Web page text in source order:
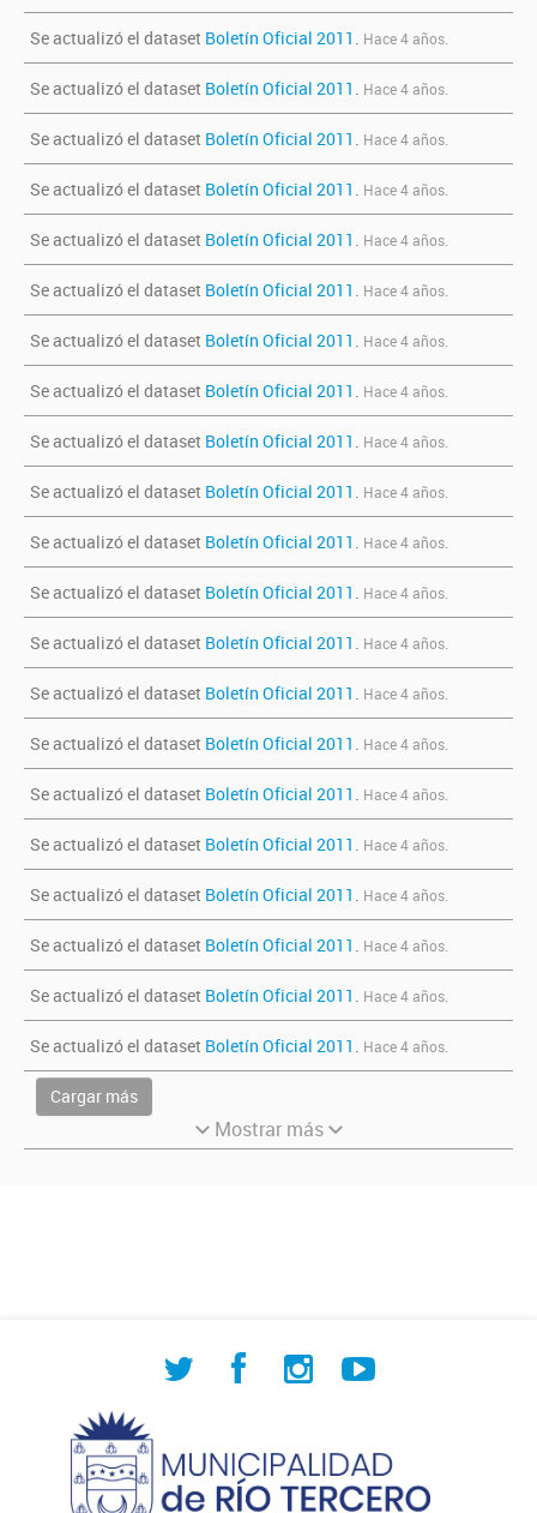
Se actualizó el dataset Boletín Oficial 2011 . Hace 4 años.
Se actualizó el dataset Boletín Oficial 2011 . Hace 4 años.
Se actualizó el dataset Boletín Oficial 2011 . Hace 4 años.
Se actualizó el dataset Boletín Oficial 2011 . Hace 4 años.
Se actualizó el dataset Boletín Oficial 2011 . Hace 4 años.
Se actualizó el dataset Boletín Oficial 2011 . Hace 4 años.
Se actualizó el dataset Boletín Oficial 2011 . Hace 4 años.
Se actualizó el dataset Boletín Oficial 2011 . Hace 4 años.
Se actualizó el dataset Boletín Oficial 2011 . Hace 4 años.
Se actualizó el dataset Boletín Oficial 2011 . Hace 4 años.
Se actualizó el dataset Boletín Oficial 2011 . Hace 4 años.
Se actualizó el dataset Boletín Oficial 2011 . Hace 4 años.
Se actualizó el dataset Boletín Oficial 2011 . Hace 4 años.
Se actualizó el dataset Boletín Oficial 2011 . Hace 4 años.
Se actualizó el dataset Boletín Oficial 2011 . Hace 4 años.
Se actualizó el dataset Boletín Oficial 2011 . Hace 4 años.
Se actualizó el dataset Boletín Oficial 2011 . Hace 4 años.
Se actualizó el dataset Boletín Oficial 2011 . Hace 4 años.
Se actualizó el dataset Boletín Oficial 2011 . Hace 4 años.
Se actualizó el dataset Boletín Oficial 2011 . Hace 4 años.
Se actualizó el dataset Boletín Oficial 2011 . Hace 4 años.
Cargar más
Mostrar más